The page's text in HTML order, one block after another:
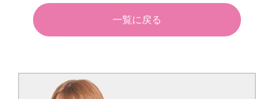
一覧に戻る